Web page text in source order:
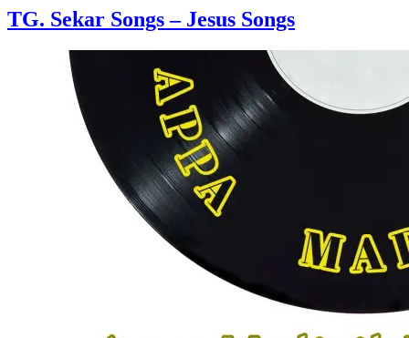
TG. Sekar Songs – Jesus Songs